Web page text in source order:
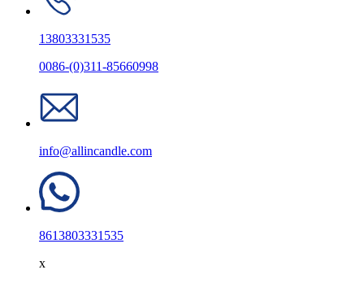
13803331535
0086-(0)311-85660998
info@allincandle.com
8613803331535
x